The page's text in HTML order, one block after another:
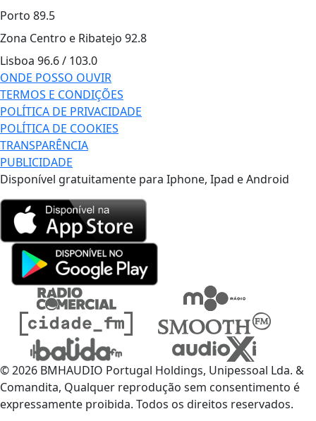
Porto 89.5
Zona Centro e Ribatejo 92.8
Lisboa 96.6 / 103.0
ONDE POSSO OUVIR
TERMOS E CONDIÇÕES
POLÍTICA DE PRIVACIDADE
POLÍTICA DE COOKIES
TRANSPARÊNCIA
PUBLICIDADE
Disponível gratuitamente para Iphone, Ipad e Android
© 2026 BMHAUDIO Portugal Holdings, Unipessoal Lda. &
Comandita, Qualquer reprodução sem consentimento é
expressamente proibida. Todos os direitos reservados.